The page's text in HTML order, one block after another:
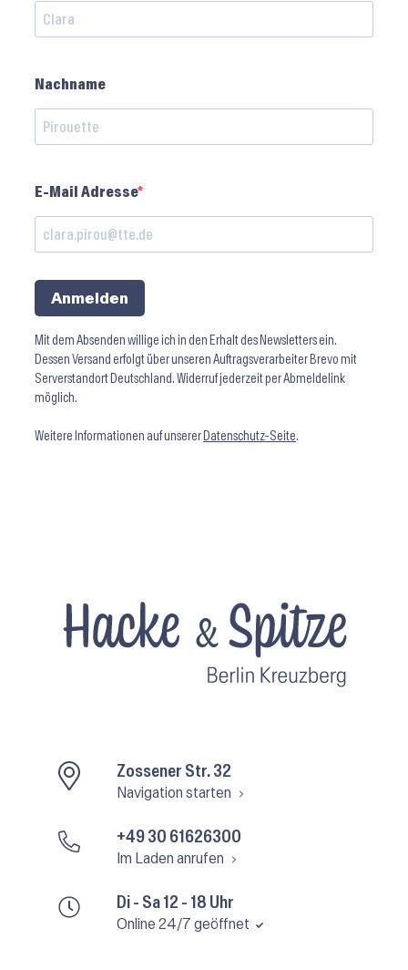
Nachname
E-Mail Adresse
Anmelden
Mit dem Absenden willige ich in den Erhalt des Newsletters ein.
Dessen Versand erfolgt über unseren Auftragsverarbeiter Brevo mit
Serverstandort Deutschland. Widerruf jederzeit per Abmeldelink
möglich.
Weitere Informationen auf unserer Datenschutz-Seite.
Di - Sa 12 - 18 Uhr
Online 24/7 geöffnet
Zossener Str. 32
Navigation starten
+49 30 61626300
Im Laden anrufen